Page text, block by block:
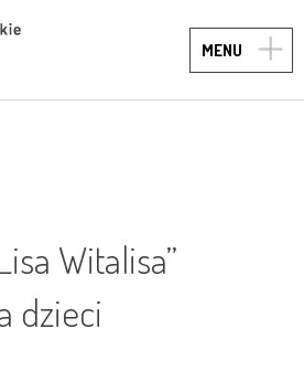
MENU
Witalisa”
dzieci